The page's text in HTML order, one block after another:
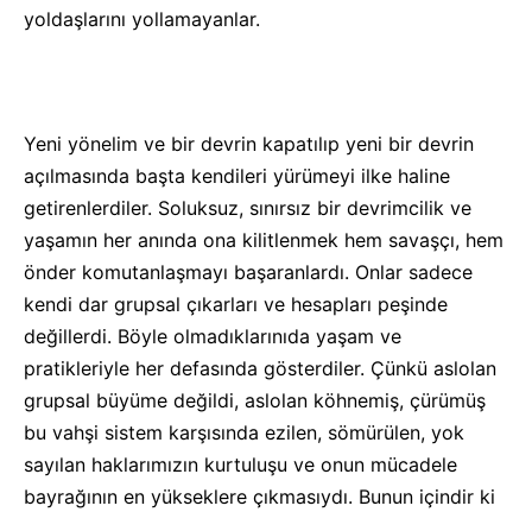
yoldaşlarını yollamayanlar.
Yeni yönelim ve bir devrin kapatılıp yeni bir devrin
açılmasında başta kendileri yürümeyi ilke haline
getirenlerdiler. Soluksuz, sınırsız bir devrimcilik ve
yaşamın her anında ona kilitlenmek hem savaşçı, hem
önder komutanlaşmayı başaranlardı. Onlar sadece
kendi dar grupsal çıkarları ve hesapları peşinde
değillerdi. Böyle olmadıklarınıda yaşam ve
pratikleriyle her defasında gösterdiler. Çünkü aslolan
grupsal büyüme değildi, aslolan köhnemiş, çürümüş
bu vahşi sistem karşısında ezilen, sömürülen, yok
sayılan haklarımızın kurtuluşu ve onun mücadele
bayrağının en yükseklere çıkmasıydı. Bunun içindir ki